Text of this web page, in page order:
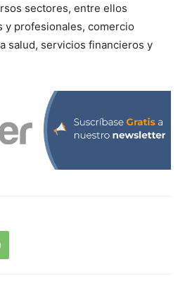
sectores, entre ellos
y profesionales, comercio
salud, servicios financieros y